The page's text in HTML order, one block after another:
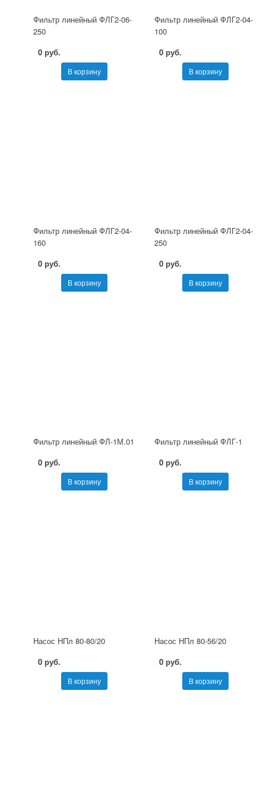
Фильтр линейный ФЛГ2-06-
250
0 руб.
В корзину
Фильтр линейный ФЛГ2-04-
100
0 руб.
В корзину
Фильтр линейный ФЛГ2-04-
160
0 руб.
В корзину
Фильтр линейный ФЛГ2-04-
250
0 руб.
В корзину
Фильтр линейный ФЛ-1М.01
0 руб.
В корзину
Фильтр линейный ФЛГ-1
0 руб.
В корзину
Насос НПл 80-80/20
0 руб.
В корзину
Насос НПл 80-56/20
0 руб.
В корзину